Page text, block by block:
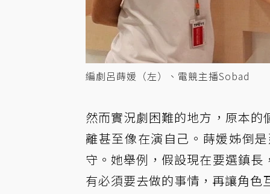
編劇呂蒔媛（左）、電競主播Sobad
然而實況劇困難的地方，原本
離甚至像在演自己。蒔媛姊倒
守。她舉例，假設現在要選鎮
有必須要去做的事情，再讓角